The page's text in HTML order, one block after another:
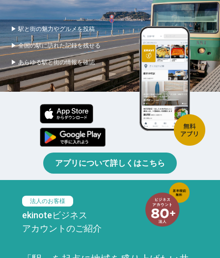
▶ 駅と街の魅力やグルメを投稿
▶ 全国の駅に訪れた記録を残せる
▶ あらゆる駅と街の情報を確認
アプリについて詳しくはこちら
法人のお客様
ekinoteビジネス
アカウントのご紹介